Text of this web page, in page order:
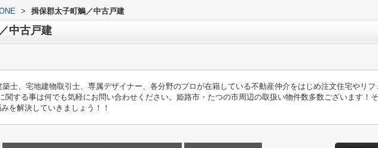
> 揖保郡太子町鵤／中古戸建
中古戸建
築士、宅地建物取引士、専属デザイナー、各分野のプロが在籍している不動産仲介をはじめ注文住宅やリ
関する事は何でも気軽にお問い合わせください。姫路市・たつの市周辺の取扱い物件数多数ございます！
を解決していきましょう！！